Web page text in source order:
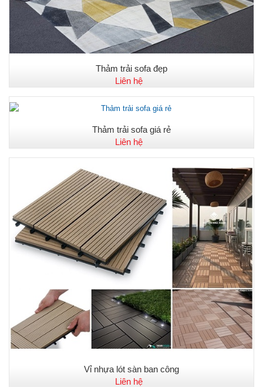
Thảm trải sofa đẹp
Liên hệ
Thảm trải sofa giá rẻ
Liên hệ
Vỉ nhựa lót sàn ban công
Liên hệ